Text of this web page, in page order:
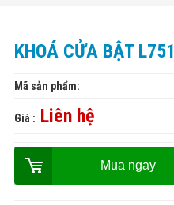
KHOÁ CỬA BẬT L751
Mã sản phẩm:
Giá : Liên hệ
Mua ngay